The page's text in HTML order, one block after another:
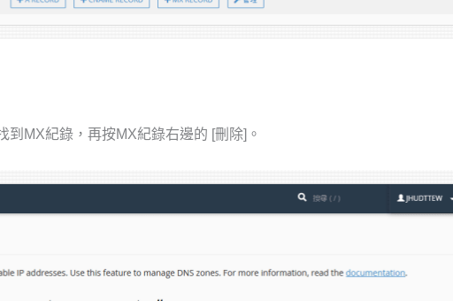
MX紀錄，再按MX紀錄右邊的 [刪除]。